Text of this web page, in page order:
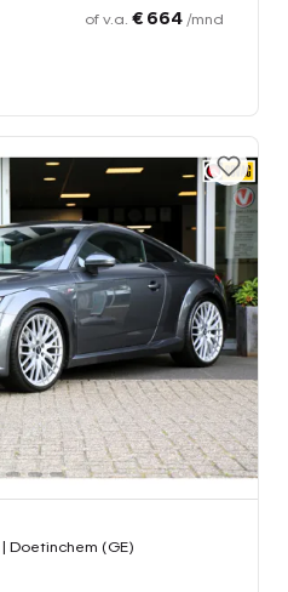
of v.a. € 664 /mnd
| Doetinchem (GE)